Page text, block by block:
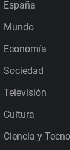
España
Mundo
Economía
Sociedad
Televisión
Cultura
Ciencia y